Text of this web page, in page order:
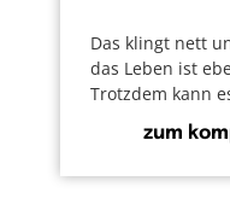
Das klingt nett
das Leben ist
Trotzdem kann
zum